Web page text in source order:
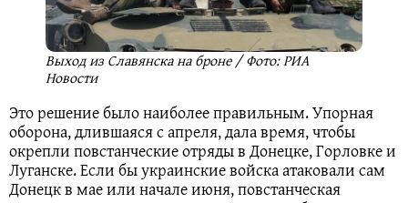
Выход из Славянска на броне / Фото: РИА
Новости
Это решение было наиболее правильным. Упорная
оборона, длившаяся с апреля, дала время, чтобы
окрепли повстанческие отряды в Донецке, Горловке и
Луганске. Если бы украинские войска атаковали сам
Донецк в мае или начале июня, повстанческая